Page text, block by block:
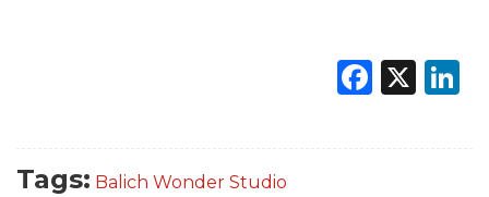
X
Tags: Balich Wonder Studio